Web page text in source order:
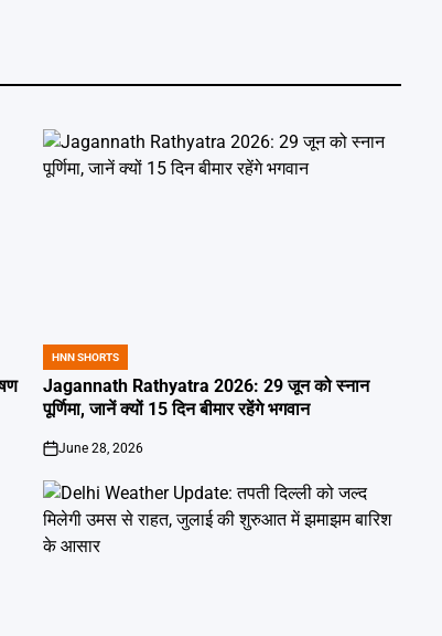
POSTED
IN
HNN SHORTS
Jagannath Rathyatra 2026: 29 जून को स्नान
पूर्णिमा, जानें क्यों 15 दिन बीमार रहेंगे भगवान
on
June 28, 2026